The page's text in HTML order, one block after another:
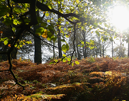
PODCAST
NEWSLETTER